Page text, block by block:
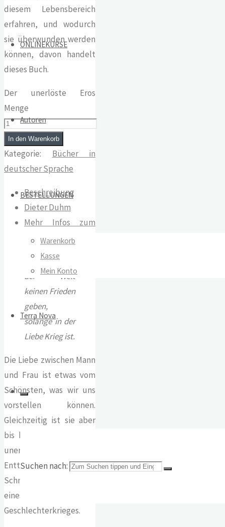
ONLINEKURSE
Autoren
BESTELLUNGEN
Warenkorb
Kasse
Mein Konto
Terra Nova
Suchen nach:
diesem Lebensbereich
erfahren, und wodurch
sie überwunden werden
können, davon handelt
dieses Buch.
Der unerlöste Eros
Menge
In den Warenkorb
Kategorie: Bücher in
deutscher Sprache
Beschreibung
Dieter Duhm
Mehr Infos zum
Buch
Es kann auf
der Welt
keinen Frieden
geben,
solange in der
Liebe Krieg ist.
Die Liebe zwischen Mann
und Frau ist etwas vom
Schönsten, was wir uns
vorstellen können.
Gleichzeitig ist sie aber
bis heute ungelöst und
unerlöst, voller
Enttäuschungen und
Schmerzen: die Folge
eines uralten
Geschlechterkrieges.